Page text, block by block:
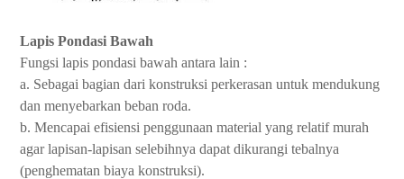
Lapis Pondasi Bawah
Fungsi lapis pondasi bawah antara lain :
a. Sebagai bagian dari konstruksi perkerasan untuk mendukung
dan menyebarkan beban roda.
b. Mencapai efisiensi penggunaan material yang relatif murah
agar lapisan-lapisan selebihnya dapat dikurangi tebalnya
(penghematan biaya konstruksi).